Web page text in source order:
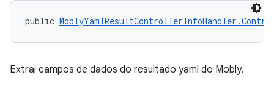
public
Extrai campos de dados do resultado yaml do Mobly.